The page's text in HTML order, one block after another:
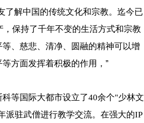
了解中国的传统文化和宗教。迄今已
保持了千年不变的生活方式和宗教
、慈悲、清净、圆融的精神可以增
方面发挥着积极的作用，”
等国际大都市设立了40余个"少林文
派驻武僧进行教学交流。在强大的IP